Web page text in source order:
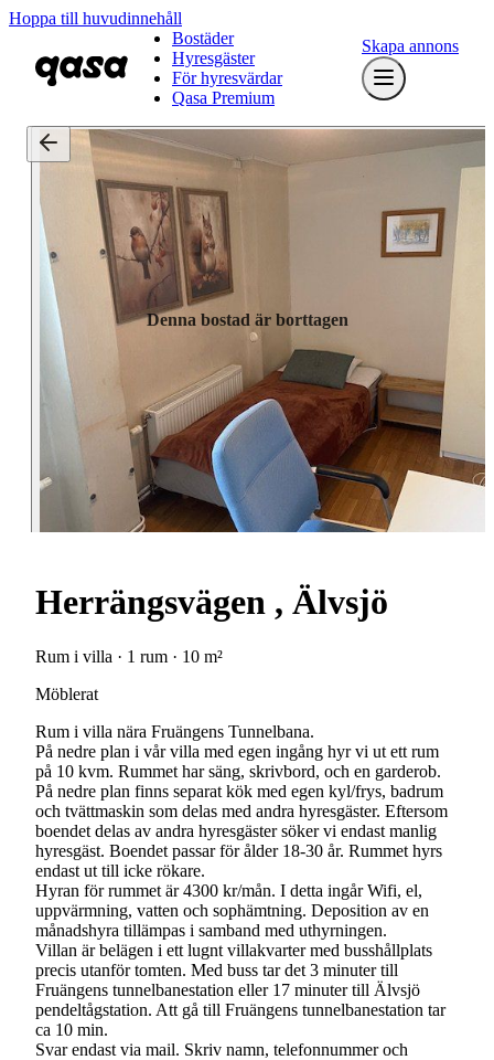
Hoppa till huvudinnehåll
Bostäder
Hyresgäster
För hyresvärdar
Qasa Premium
Skapa annons
Denna bostad är borttagen
Herrängsvägen , Älvsjö
Rum i villa · 1 rum · 10 m²
Möblerat
Rum i villa nära Fruängens Tunnelbana.
På nedre plan i vår villa med egen ingång hyr vi ut ett rum
på 10 kvm. Rummet har säng, skrivbord, och en garderob.
På nedre plan finns separat kök med egen kyl/frys, badrum
och tvättmaskin som delas med andra hyresgäster. Eftersom
boendet delas av andra hyresgäster söker vi endast manlig
hyresgäst. Boendet passar för ålder 18-30 år. Rummet hyrs
endast ut till icke rökare.
Hyran för rummet är 4300 kr/mån. I detta ingår Wifi, el,
uppvärmning, vatten och sophämtning. Deposition av en
månadshyra tillämpas i samband med uthyrningen.
Villan är belägen i ett lugnt villakvarter med busshållplats
precis utanför tomten. Med buss tar det 3 minuter till
Fruängens tunnelbanestation eller 17 minuter till Älvsjö
pendeltågstation. Att gå till Fruängens tunnelbanestation tar
ca 10 min.
Svar endast via mail. Skriv namn, telefonnummer och